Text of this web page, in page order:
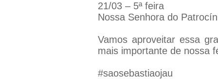
21/03 – 5ª feira
Nossa Senhora do
Vamos aproveitar essa
mais importante de nossa
#saosebastiaojau